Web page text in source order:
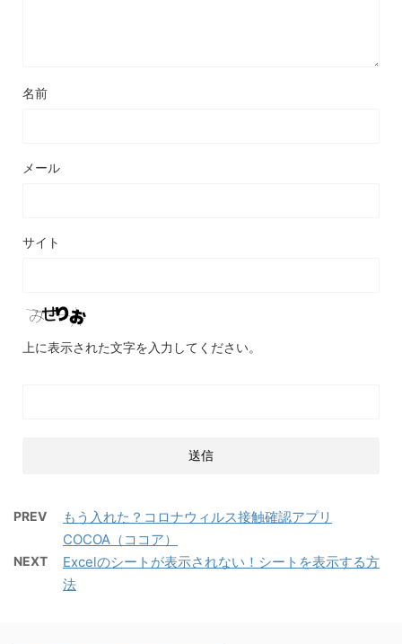
名前
メール
サイト
上に表示された文字を入力してください。
PREV
もう入れた？コロナウィルス接触確認アプリ
COCOA（ココア）
NEXT
Excelのシートが表示されない！シートを表示する方
法